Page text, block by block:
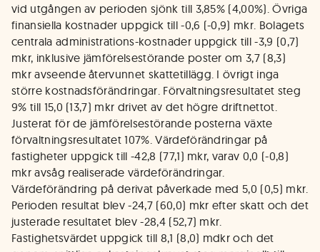
vid utgången av perioden sjönk till 3,85% (4,00%). Övriga
finansiella kostnader uppgick till -0,6 (-0,9) mkr. Bolagets
centrala administrations-kostnader uppgick till -3,9 (0,7)
mkr, inklusive jämförelsestörande poster om 3,7 (8,3)
mkr avseende återvunnet skattetillägg. I övrigt inga
större kostnadsförändringar. Förvaltningsresultatet steg
9% till 15,0 (13,7) mkr drivet av det högre driftnettot.
Justerat för de jämförelsestörande posterna växte
förvaltningsresultatet 107%. Värdeförändringar på
fastigheter uppgick till -42,8 (77,1) mkr, varav 0,0 (-0,8)
mkr avsåg realiserade värdeförändringar.
Värdeförändring på derivat påverkade med 5,0 (0,5) mkr.
Perioden resultat blev -24,7 (60,0) mkr efter skatt och det
justerade resultatet blev -28,4 (52,7) mkr.
Fastighetsvärdet uppgick till 8,1 (8,0) mdkr och det